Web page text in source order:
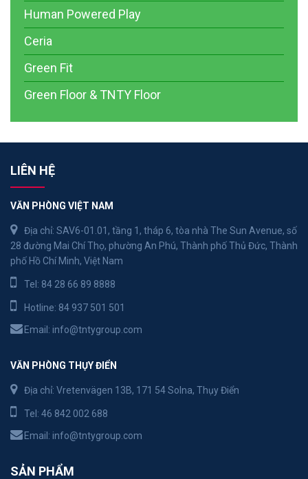
Human Powered Play
Ceria
Green Fit
Green Floor & TNTY Floor
LIÊN HỆ
VĂN PHÒNG VIỆT NAM
Địa chỉ: SAV6-01.01, tầng 1, tháp 6, tòa nhà The Sun Avenue, số
28 đường Mai Chí Thọ, phường An Phú, Thành phố Thủ Đức, Thành
phố Hồ Chí Minh, Việt Nam
Tel: 84 28 66 89 8888
Hotline: 84 937 501 501
Email: info@tntygroup.com
VĂN PHÒNG THỤY ĐIỂN
Địa chỉ: Vretenvägen 13B, 171 54 Solna, Thụy Điển
Tel: 46 842 002 688
Email: info@tntygroup.com
SẢN PHẨM